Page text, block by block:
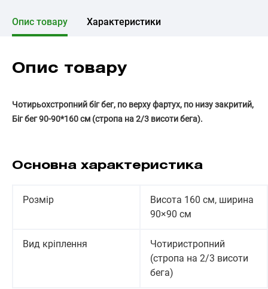
Опис товару Характеристики
Опис товару
Чотирьохстропний біг бег, по верху фартух, по низу закритий,
Біг бег 90-90*160 см (стропа на 2/3 висоти бега).
Основна характеристика
Розмір
Висота 160 см, ширина
90×90 см
Вид кріплення
Чотиристропний
(стропа на 2/3 висоти
бега)